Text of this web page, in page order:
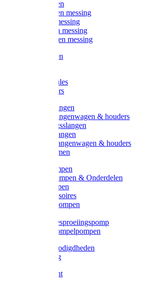
Kogelkranen
Koppelingen messing
Sproeiers messing
Tuinspuiten messing
Slangstukken messing
Handspuiten
Kunststoftules
Regenmeters
Overige slangen
Overige slangenwagen & houders
Beregeningsslangen
Gardena slangen
Gardena slangenwagen & houders
Slangklemmen
Leader pompen
Zwengelpompen & Onderdelen
Ebara pompen
Pompaccessoires
Excellent pompen
Gardena besproeiingspomp
Gardena dompelpompen
Tyleen benodigdheden
Tyleenslang
Lange bocht